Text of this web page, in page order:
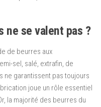
ne se valent pas ?
de beurres aux
sel, salé, extrafin, de
ne garantissent pas toujours
joue un rôle essentiel
la majorité des beurres du